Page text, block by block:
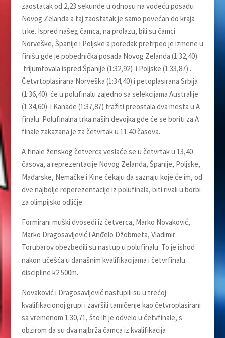
zaostatak od 2,23 sekunde u odnosu na vodeću posadu
Novog Zelanda a taj zaostatak je samo povećan do kraja
trke. Ispred našeg čamca, na prolazu, bili su čamci
Norveške, Španije i Poljske a poredak pretrpeo je izmene u
finišu gde je pobednička posada Novog Zelanda (1:32,40)
trijumfovala ispred Španije (1:32,92) i Poljske (1:33,87) .
Četvrtoplasirana Norveška (1:34,40) i petoplasirana Srbija
(1:36,40) će u polufinalu zajedno sa selekcijama Australije
(1:34,60) i Kanade (1:37,87) tražiti preostala dva mesta u A
finalu. Polufinalna trka naših devojka gde će se boriti za A
finale zakazana je za četvrtak u 11.40 časova.
A finale ženskog četverca veslaće se u četvrtak u 13,40
časova, a reprezentacije Novog Zelanda, Španije, Poljske,
Mađarske, Nemačke i Kine čekaju da saznaju koje će im, od
dve najbolje reperezentacije iz polufinala, biti rivali u borbi
za olimpijsko odličje.
Formirani muški dvosedi iz četverca, Marko Novaković,
Marko Dragosavljević i Anđelo Džobmeta, Vladimir
Torubarov obezbedili su nastup u polufinalu. To je ishod
nakon učešća u današnim kvalifikacijama i četvrfinalu
discipline k2 500m.
Novaković i Dragosavljević nastupili su u trećoj
kvalifikacionoj grupi i završili tamičenje kao četvroplasirani
sa vremenom 1:30,71, što ih je odvelo u četvfinale, s
obzirom da su dva najbrža čamca iz kvalifikacija